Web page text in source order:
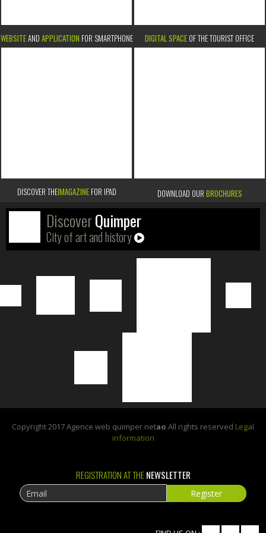
WEBSITEAND APPLICATION FOR SMARTPHONE DIGITAL SPACE OF THE TOURIST OFFICE
DISCOVER THEIMAGAZINEFOR IPAD DOWNLOAD OUR BROCHURES
DiscoverQuimper
City of art and history
Copyright 2017 Agence web quimper netao All rights reserved Legal
information
REGISTRATION AT THENEWSLETTER